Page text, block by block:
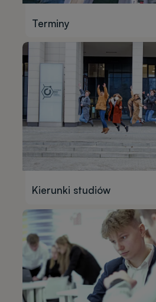
Terminy
Kierunki studiów